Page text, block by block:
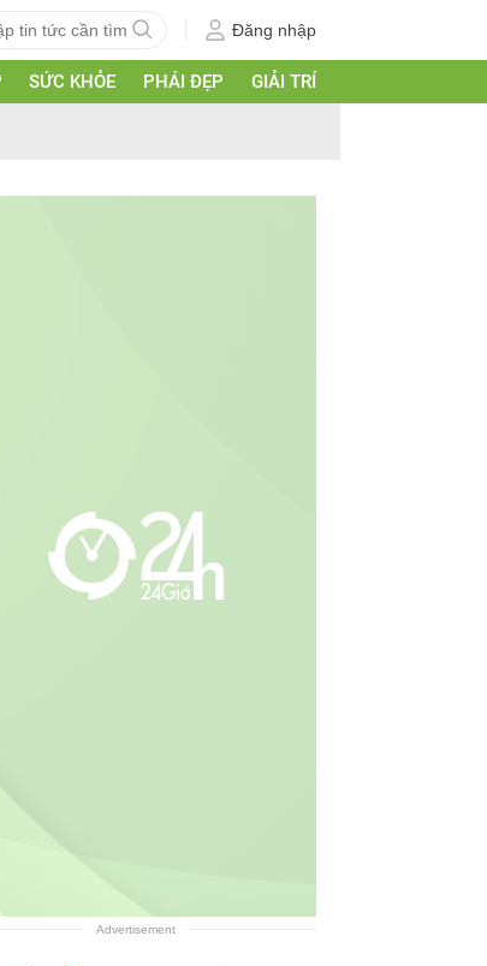
Đăng nhập
SỨC KHỎE PHÁI ĐẸP GIẢI TRÍ
Advertisement